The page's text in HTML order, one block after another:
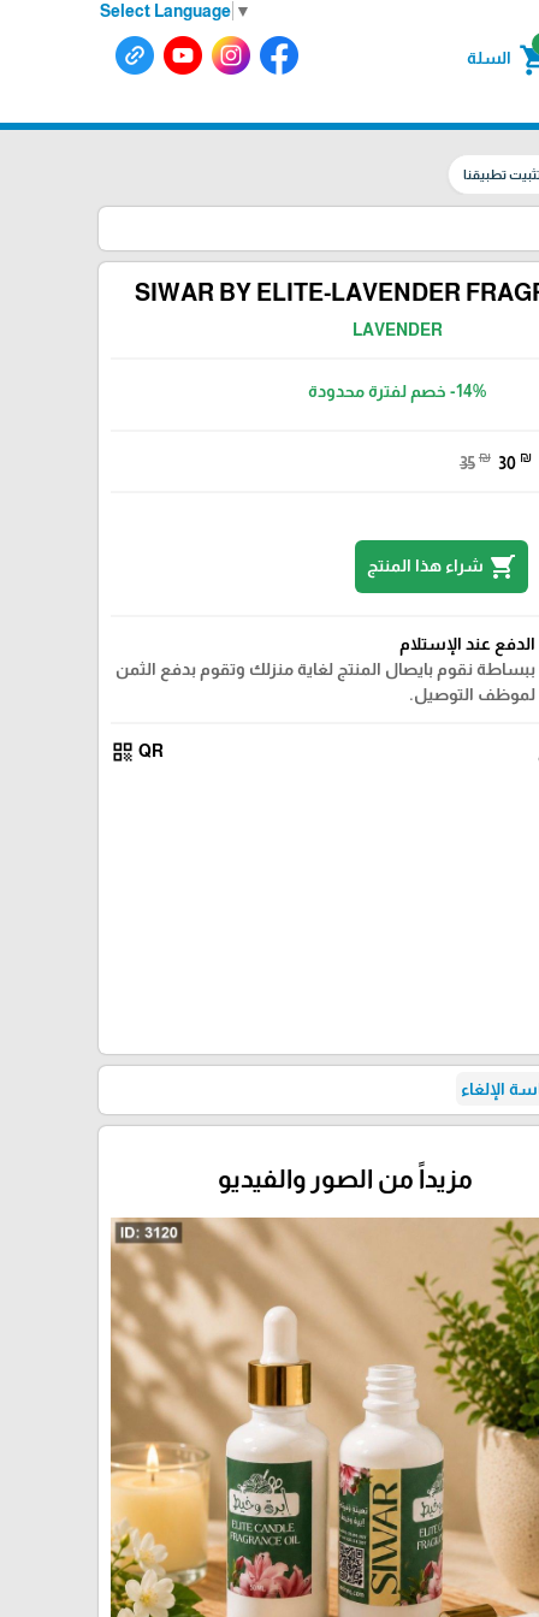
Select Language ▼
السلة
تطبيقنا
SIWAR BY ELITE-LAVENDER
LAVENDER
-14%خصم لفترة محدودة
35 ₪ 30 ₪
shopping_cart شراء هذا المنتج
الدفع عند الإستلام
ببساطة نقوم بايصال المنتج لغاية منزلك وتقوم بدفع الثمن
لموظف التوصيل.
QR
qr_code
الإلغاء
مزيداً من الصور والفيديو